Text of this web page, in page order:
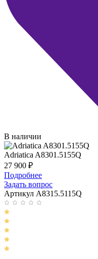
В наличии
Adriatica A8301.5155Q
27 900 ₽
Подробнее
Задать вопрос
Артикул A8315.5115Q